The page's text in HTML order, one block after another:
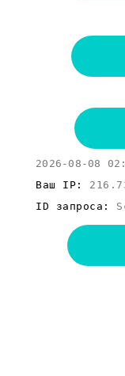
2026-08-08
Ваш IP:
ID запроса: